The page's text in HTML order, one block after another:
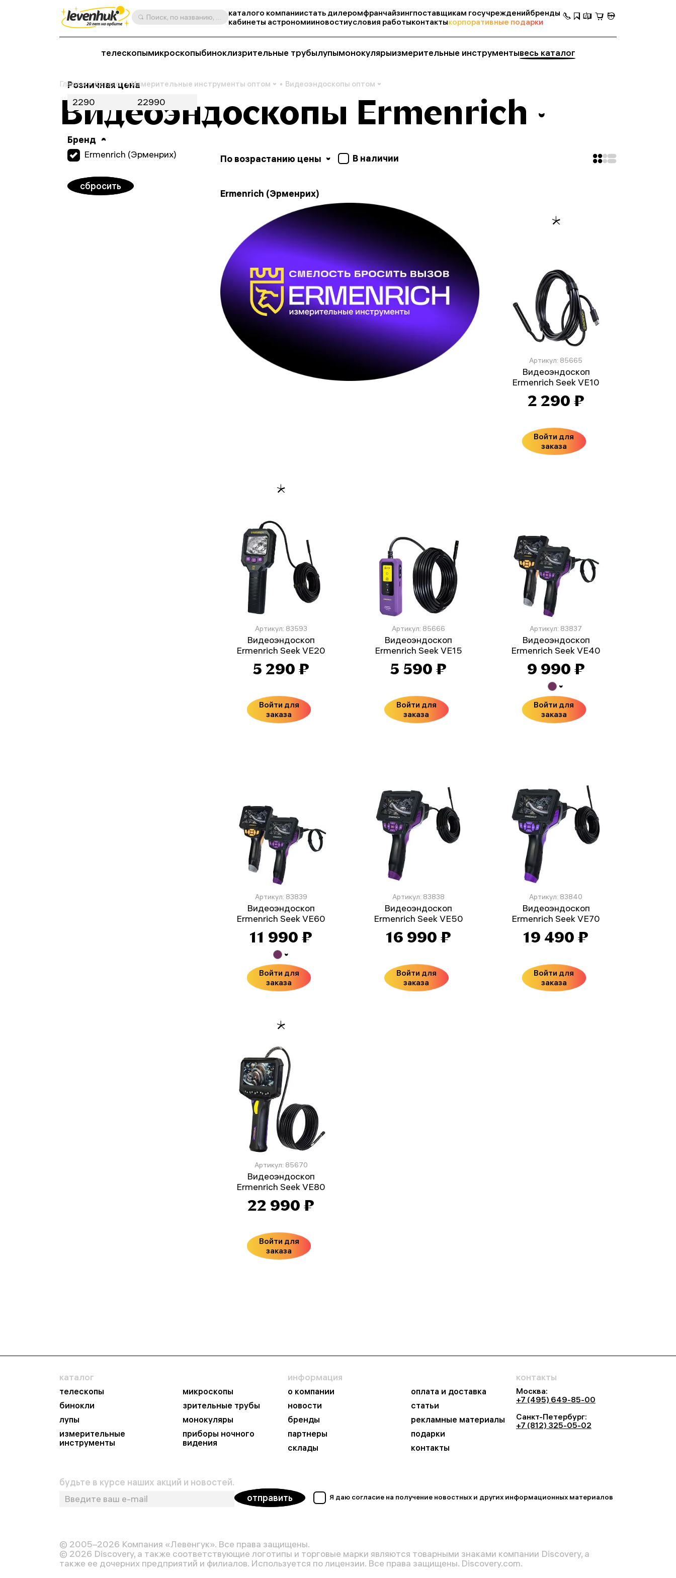
Поиск, по названию, артикулу, категории и др. каталого компаниистать дилеромфранчайзингпоставщикам госучрежденийбренды
кабинеты астрономииновостиусловия работыконтактыкорпоративные подарки
телескопымикроскопыбиноклизрительные трубылупымонокулярыизмерительные инструментывесь каталог
Главная Каталог Измерительные инструменты оптом Видеоэндоскопы оптом
Видеоэндоскопы Ermenrich
Розничная цена
Бренд
Ermenrich (Эрменрих)
сбросить
По возрастанию цены В наличии
Ermenrich (Эрменрих)
Артикул: 85665
Видеоэндоскоп
Ermenrich Seek VE10
2 290 ₽
Войти для
заказа
Артикул: 83593
Видеоэндоскоп
Ermenrich Seek VE20
5 290 ₽
Войти для
заказа
Артикул: 85666
Видеоэндоскоп
Ermenrich Seek VE15
5 590 ₽
Войти для
заказа
Артикул: 83837
Видеоэндоскоп
Ermenrich Seek VE40
9 990 ₽
Войти для
заказа
Артикул: 83839
Видеоэндоскоп
Ermenrich Seek VE60
11 990 ₽
Войти для
заказа
Артикул: 83838
Видеоэндоскоп
Ermenrich Seek VE50
16 990 ₽
Войти для
заказа
Артикул: 83840
Видеоэндоскоп
Ermenrich Seek VE70
19 490 ₽
Войти для
заказа
Артикул: 85670
Видеоэндоскоп
Ermenrich Seek VE80
22 990 ₽
Войти для
заказа
каталог
телескопы
микроскопы
бинокли
зрительные трубы
лупы
монокуляры
измерительные
инструменты
приборы ночного
видения
информация
о компании
оплата и доставка
новости
статьи
бренды
рекламные материалы
партнеры
подарки
склады
контакты
контакты
Москва:
+7 (495) 649-85-00
Санкт-Петербург:
+7 (812) 325-05-02
будьте в курсе наших акций и новостей.
отправить
Я даю согласие на получение новостных и других информационных материалов
© 2005–2026 Компания «Левенгук». Все права защищены.
© 2026 Discovery, а также соответствующие логотипы и торговые марки являются товарными знаками компании Discovery, а
также ее дочерних предприятий и филиалов. Используется по лицензии. Все права защищены. Discovery.com.